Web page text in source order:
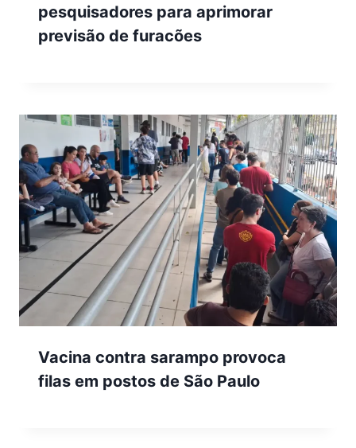
pesquisadores para aprimorar
previsão de furacões
Vacina contra sarampo provoca
filas em postos de São Paulo